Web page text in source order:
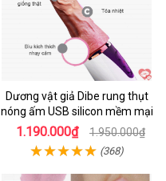
Dương vật giả Dibe rung thụt
nóng ấm USB silicon mềm mại
1.190.000₫ 1.950.000₫
(368)